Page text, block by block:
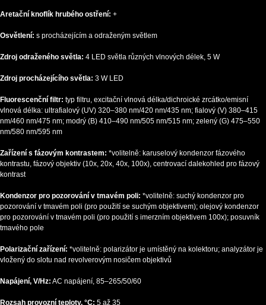
Aretační knoflík hrubého ostření: +
Osvětlení: s procházejícím a odraženým světlem
Zdroj odraženého světla: 4 LED světla různých vlnových délek, 5 W
Zdroj procházejícího světla: 3 W LED
Fluorescenční filtr: typ filtru, excitační vlnová délka/dichroické zrcátko/emisní
vlnová délka: ultrafialový (UV) 320–380 nm/420 nm/435 nm; fialový (V) 380–415
nm/460 nm/475 nm; modrý (B) 410–490 nm/505 nm/515 nm; zelený (G) 475–550
nm/580 nm/595 nm
Zařízení s fázovým kontrastem: *volitelně: karuselový kondenzor fázového
kontrastu, fázový objektiv (10x, 20x, 40x, 100x), centrovací dalekohled pro fázový
kontrast
Kondenzor pro pozorování v tmavém poli: *volitelně: suchý kondenzor pro
pozorování v tmavém poli (pro použití se suchým objektivem); olejový kondenzor
pro pozorování v tmavém poli (pro použití s imerzním objektivem 100x); posuvník
tmavého pole
Polarizační zařízení: *volitelně: polarizátor je umístěný na kolektoru; analyzátor je
vložený do slotu nad revolverovým nosičem objektivů
Napájení, V/Hz: AC napájení, 85–265/50/60
Rozsah provozní teploty, °C: 5 až 35